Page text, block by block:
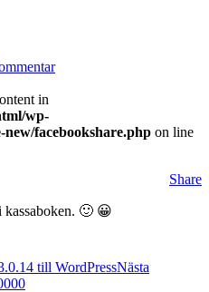
in
wp-
facebookshare.php on line
Share
kassaboken. 🙂 😀
till WordPressNästa